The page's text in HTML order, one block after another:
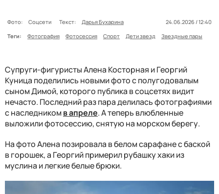
Фото: Соцсети Текст: Дарья Бухарина
24.06.2026 / 12:40
Теги:
Фотография Фотосессия Спорт Дети звезд Звездные пары
Супруги-фигуристы Алена Косторная и Георгий
Куница поделились новыми фото с полугодовалым
сыном Димой, которого публика в соцсетях видит
нечасто. Последний раз пара делилась фотографиями
с наследникомв апреле. А теперь влюбленные
выложили фотосессию, снятую на морском берегу.
На фото Алена позировала в белом сарафане с баской
в горошек, а Георгий примерил рубашку хаки из
муслина и легкие белые брюки.